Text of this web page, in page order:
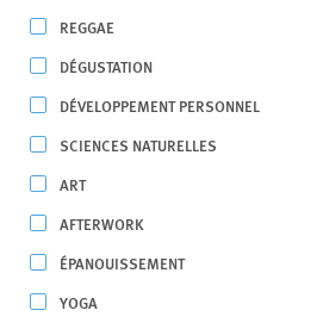
REGGAE
DÉGUSTATION
DÉVELOPPEMENT PERSONNEL
SCIENCES NATURELLES
ART
AFTERWORK
ÉPANOUISSEMENT
YOGA